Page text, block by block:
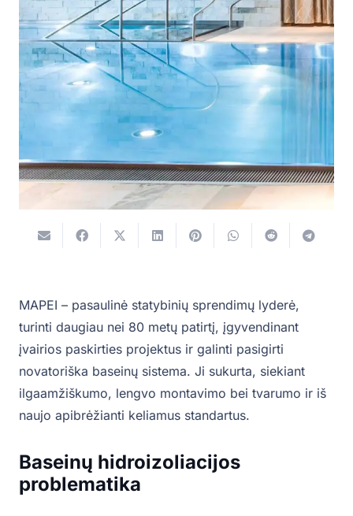
MAPEI – pasaulinė statybinių sprendimų lyderė,
turinti daugiau nei 80 metų patirtį, įgyvendinant
įvairios paskirties projektus ir galinti pasigirti
novatoriška baseinų sistema. Ji sukurta, siekiant
ilgaamžiškumo, lengvo montavimo bei tvarumo ir iš
naujo apibrėžianti keliamus standartus.
Baseinų hidroizoliacijos
problematika